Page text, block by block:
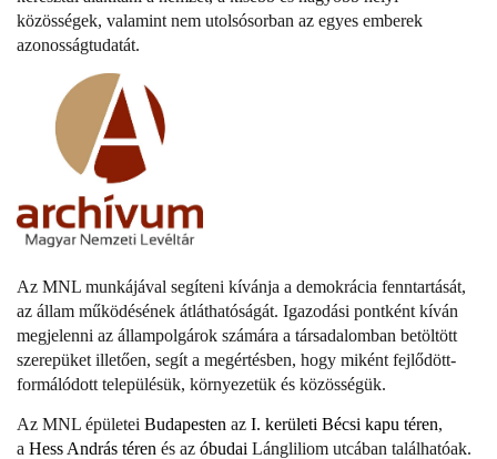
közösségek, valamint nem utolsósorban az egyes emberek
azonosságtudatát.
Az MNL munkájával segíteni kívánja a demokrácia fenntartását,
az állam működésének átláthatóságát. Igazodási pontként kíván
megjelenni az állampolgárok számára a társadalomban betöltött
szerepüket illetően, segít a megértésben, hogy miként fejlődött-
formálódott településük, környezetük és közösségük.
Az MNL épületei Budapesten az I. kerületi Bécsi kapu téren,
a Hess András téren és az óbudai Lángliliom utcában találhatóak.